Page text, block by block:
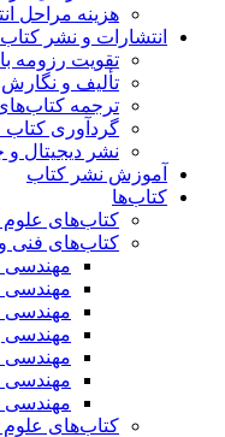
هزینه مراحل
انتشارات و نشر کتاب
تقویت رزومه
تألیف و
ترجمه
گردآوری کتاب
نشر دیجیتال و
آموزش نشر کتاب
کتاب‌ها
کتاب‌های علوم
کتاب‌های فنی
مهندسی
مهندسی
مهندسی
مهندسی
مهندسی
مهندسی
کتاب‌های